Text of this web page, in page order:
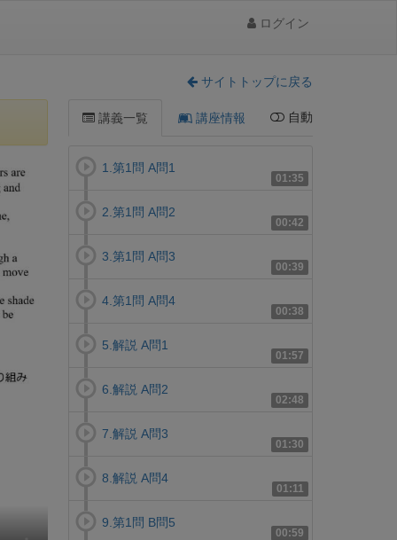
ログイン
サイトトップに戻る
講義一覧 講座情報 自動
01:35
1.第1問 A問1
00:42
2.第1問 A問2
00:39
3.第1問 A問3
00:38
4.第1問 A問4
01:57
5.解説 A問1
02:48
6.解説 A問2
01:30
7.解説 A問3
01:11
8.解説 A問4
00:59
9.第1問 B問5